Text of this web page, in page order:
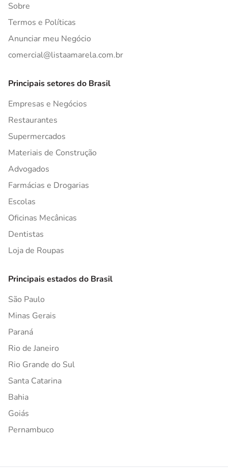
Sobre
Termos e Políticas
Anunciar meu Negócio
comercial@listaamarela.com.br
Principais setores do Brasil
Empresas e Negócios
Restaurantes
Supermercados
Materiais de Construção
Advogados
Farmácias e Drogarias
Escolas
Oficinas Mecânicas
Dentistas
Loja de Roupas
Principais estados do Brasil
São Paulo
Minas Gerais
Paraná
Rio de Janeiro
Rio Grande do Sul
Santa Catarina
Bahia
Goiás
Pernambuco